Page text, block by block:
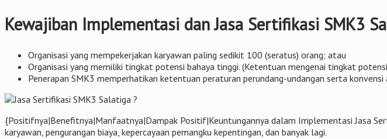
Kewajiban Implementasi dan Jasa Sertifikasi SMK3
Organisasi yang mempekerjakan karyawan paling sedikit 100 (seratus) orang; atau
Organisasi yang memiliki tingkat potensi bahaya tinggi. (Ketentuan mengenai tingkat
Penerapan SMK3 memperhatikan ketentuan peraturan perundang-undangan serta
{Positifnya|Benefitnya|Manfaatnya|Dampak Positif|Keuntungannya dalam Implementasi Jasa
karyawan, pengurangan biaya, kepercayaan pemangku kepentingan, dan banyak lagi.